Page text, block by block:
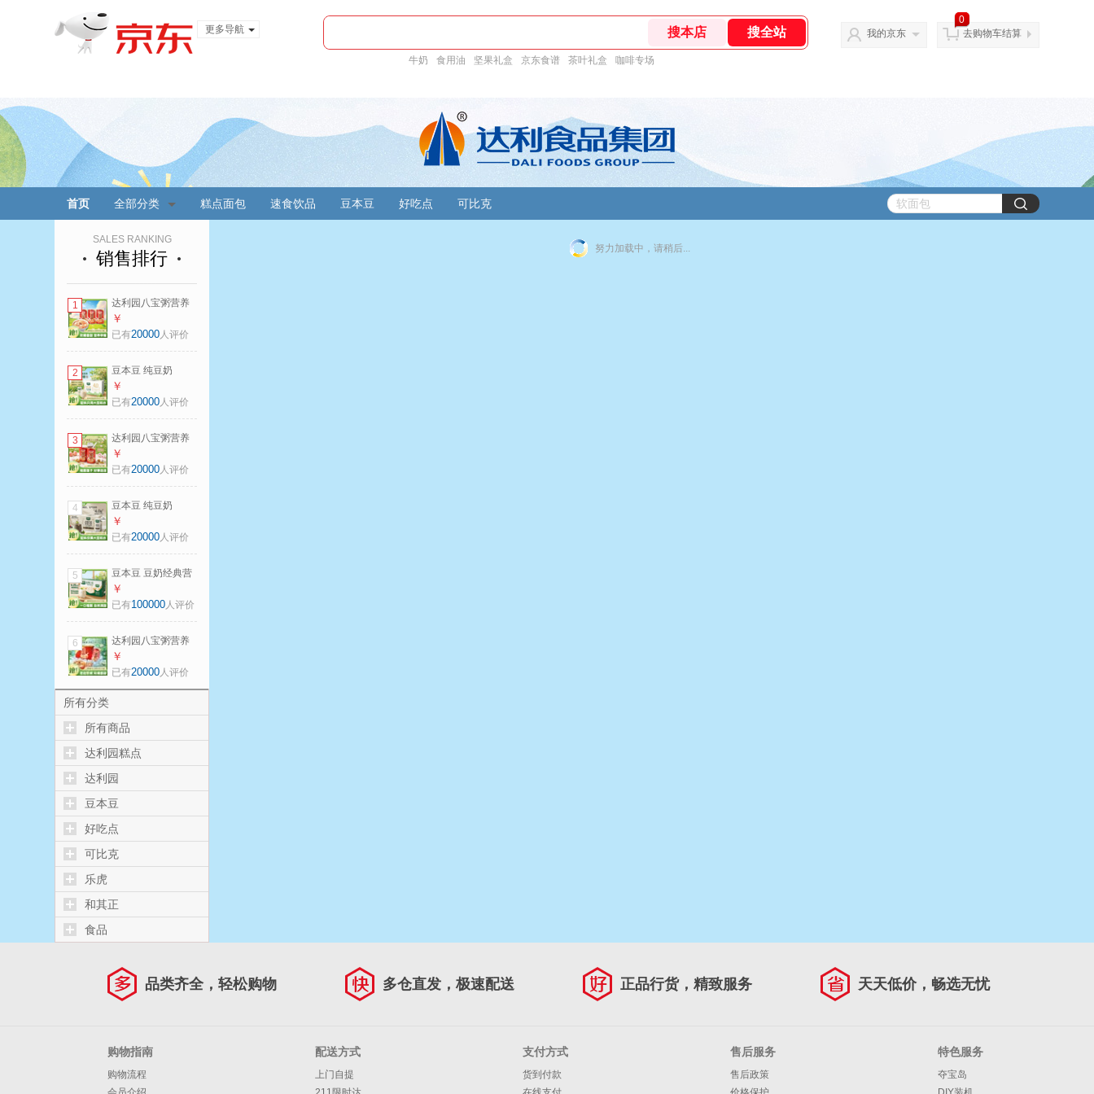
更多导航
牛奶 食用油 坚果礼盒 京东食谱 茶叶礼盒 咖啡专场
我的京东
0
去购物车结算
首页 全部分类 糕点面包 速食饮品 豆本豆 好吃点 可比克
SALES RANKING
销售排行
1
达利园八宝粥营养
方便速食早餐粥粮
油调味速食粥杂粮
【尝鲜装】 八宝粥
￥
已有20000人评价
2
豆本豆 纯豆奶
250ml*12盒营养早
餐奶植物蛋白饮料
￥
已有20000人评价
3
达利园八宝粥营养
方便速食早餐粥粮
油调味速食粥杂粮
360g*2罐 八宝粥
￥
已有20000人评价
4
豆本豆 纯豆奶
250ml*12盒营养早
餐奶植物蛋白饮料
￥
已有20000人评价
5
豆本豆 豆奶经典营
养早餐奶植物蛋白
饮料整箱唯甄豆奶
250ml*24盒
￥
已有100000人评价
6
达利园八宝粥营养
方便速食早餐粥粮
油调味速食粥杂粮
360g*12罐 八宝粥
￥
已有20000人评价
所有分类
所有商品
达利园糕点
达利园
豆本豆
好吃点
可比克
乐虎
和其正
食品
努力加载中，请稍后...
品类齐全，轻松购物 多仓直发，极速配送 正品行货，精致服务 天天低价，畅选无忧
购物指南
购物流程
配送方式
上门自提
支付方式
货到付款
售后服务
售后政策
特色服务
夺宝岛